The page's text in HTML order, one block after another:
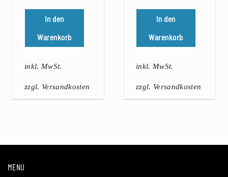
In den
Warenkorb
inkl. MwSt.
zzgl. Versandkosten
In den
Warenkorb
inkl. MwSt.
zzgl. Versandkosten
MENU